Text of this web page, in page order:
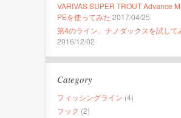
VARIVAS SUPER TROUT Advance
PEを使ってみた 2017/04/25
第4のライン、ナノダックスを試して
2016/12/02
Category
フィッシングライン (4)
フック (2)